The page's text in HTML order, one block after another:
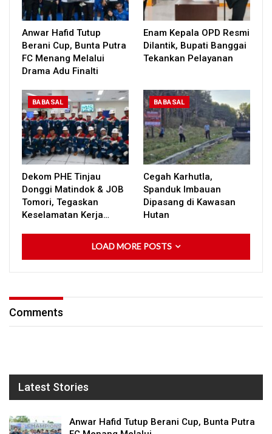
Anwar Hafid Tutup
Berani Cup, Bunta Putra
FC Menang Melalui
Drama Adu Finalti
Enam Kepala OPD Resmi
Dilantik, Bupati Banggai
Tekankan Pelayanan
BABASAL
Dekom PHE Tinjau
Donggi Matindok & JOB
Tomori, Tegaskan
Keselamatan Kerja…
BABASAL
Cegah Karhutla,
Spanduk Imbauan
Dipasang di Kawasan
Hutan
LOAD MORE POSTS
Comments
Latest Stories
Anwar Hafid Tutup Berani Cup, Bunta Putra